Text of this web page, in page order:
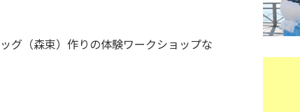
グ（森束）作りの体験ワークショップな